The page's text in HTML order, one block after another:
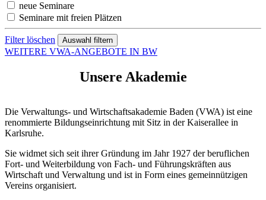
neue Seminare
Seminare mit freien Plätzen
Filter löschen
WEITERE VWA-ANGEBOTE IN BW
Unsere Akademie
Die Verwaltungs- und Wirtschaftsakademie Baden (VWA) ist eine
renommierte Bildungseinrichtung mit Sitz in der Kaiserallee in
Karlsruhe.
Sie widmet sich seit ihrer Gründung im Jahr 1927 der beruflichen
Fort- und Weiterbildung von Fach- und Führungskräften aus
Wirtschaft und Verwaltung und ist in Form eines gemeinnützigen
Vereins organisiert.